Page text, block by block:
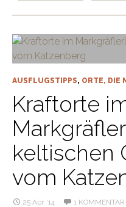
AUSFLUGSTIPPS, ORTE, DIE
Kraftorte
keltischen
vom
25 Apr. ’14 1 KOMMENTAR